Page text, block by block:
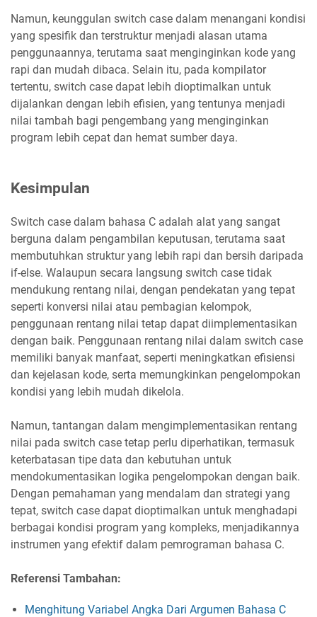
Namun, keunggulan switch case dalam menangani kondisi
yang spesifik dan terstruktur menjadi alasan utama
penggunaannya, terutama saat menginginkan kode yang
rapi dan mudah dibaca. Selain itu, pada kompilator
tertentu, switch case dapat lebih dioptimalkan untuk
dijalankan dengan lebih efisien, yang tentunya menjadi
nilai tambah bagi pengembang yang menginginkan
program lebih cepat dan hemat sumber daya.
Kesimpulan
Switch case dalam bahasa C adalah alat yang sangat
berguna dalam pengambilan keputusan, terutama saat
membutuhkan struktur yang lebih rapi dan bersih daripada
if-else. Walaupun secara langsung switch case tidak
mendukung rentang nilai, dengan pendekatan yang tepat
seperti konversi nilai atau pembagian kelompok,
penggunaan rentang nilai tetap dapat diimplementasikan
dengan baik. Penggunaan rentang nilai dalam switch case
memiliki banyak manfaat, seperti meningkatkan efisiensi
dan kejelasan kode, serta memungkinkan pengelompokan
kondisi yang lebih mudah dikelola.
Namun, tantangan dalam mengimplementasikan rentang
nilai pada switch case tetap perlu diperhatikan, termasuk
keterbatasan tipe data dan kebutuhan untuk
mendokumentasikan logika pengelompokan dengan baik.
Dengan pemahaman yang mendalam dan strategi yang
tepat, switch case dapat dioptimalkan untuk menghadapi
berbagai kondisi program yang kompleks, menjadikannya
instrumen yang efektif dalam pemrograman bahasa C.
Referensi Tambahan:
Menghitung Variabel Angka Dari Argumen Bahasa C